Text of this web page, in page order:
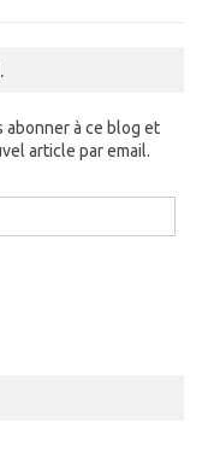
abonner à ce blog et
article par email.